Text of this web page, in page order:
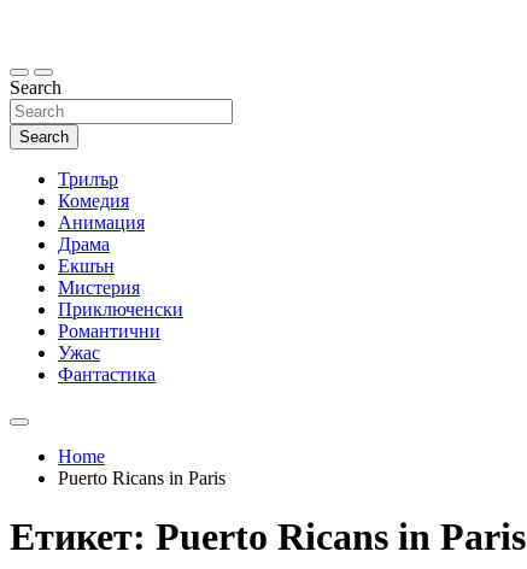
Search
Search
Трилър
Комедия
Анимация
Драма
Екшън
Мистерия
Приключенски
Романтични
Ужас
Фантастика
Home
Puerto Ricans in Paris
Етикет: Puerto Ricans in Paris